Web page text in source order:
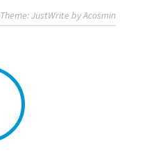
Theme: JustWrite byAcosmin